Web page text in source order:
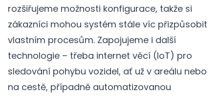
rozšiřujeme možnosti konfigurace, takže si
zákazníci mohou systém stále víc přizpůsobit
vlastním procesům. Zapojujeme i další
technologie – třeba internet věcí (IoT) pro
sledování pohybu vozidel, ať už v areálu nebo
na cestě, případně automatizovanou